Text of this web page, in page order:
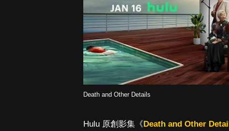
Death and Other Details
Hulu 原創影集《Death and Other